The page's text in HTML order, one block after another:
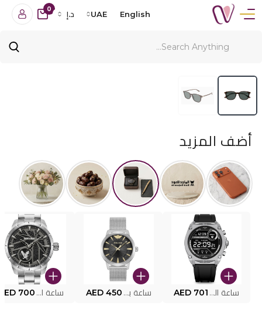
English
UAE د.إ
0
أضف المزيد
ساعة البوليس الذكية MY.AVATAR PEIUN0000101 AED 701 ساعة بوليس للرجال PEWJG0005002 AED 450 ساعة البوليس PEWJG2227302 700